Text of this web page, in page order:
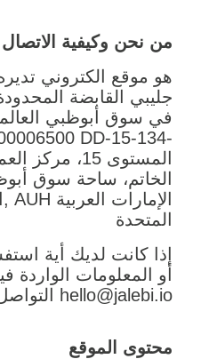
من نحن وكيفية الاتصال
جليبي القابضة
DD-15-134-
الخاتم، ساحة سوق
المتحدة
إذا كانت لديك أية
التواصل معنا على hello@jalebi.io
محتوى الموقع